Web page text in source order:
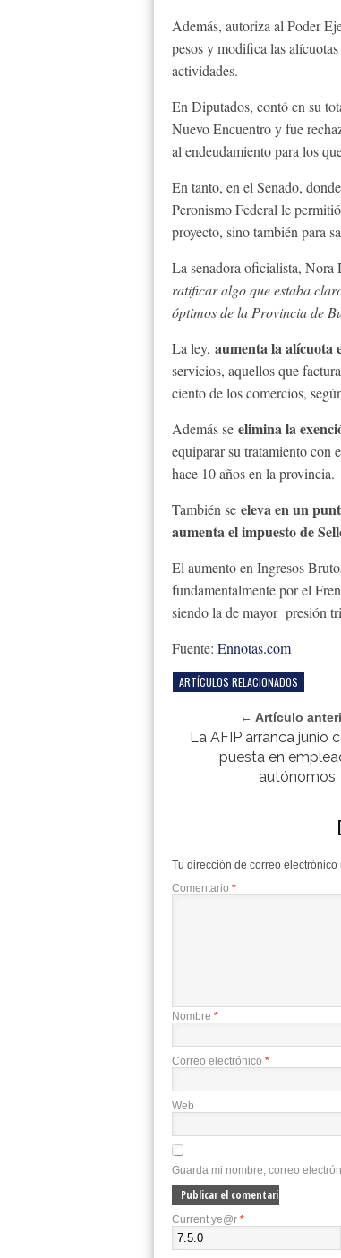
Además, autoriza al Poder
pesos y modifica las
actividades.
En Diputados, contó en su
Nuevo Encuentro y fue
al endeudamiento para los
En tanto, en el Senado,
Peronismo Federal le
proyecto, sino también para
La senadora oficialista, Nora
ratificar algo que estaba
óptimos de la Provincia de
La ley, aumenta la alícuota
servicios, aquellos que
ciento de los comercios,
Además se elimina la
equiparar su tratamiento con
hace 10 años en la provincia.
También se eleva en un
aumenta el impuesto de
El aumento en Ingresos
fundamentalmente por el
siendo la de mayor presión
Fuente: Ennotas.com
ARTÍCULOS RELACIONADOS
← Artículo
La AFIP arranca junio
puesta en
autónomos
Tu dirección de correo
Comentario *
Nombre *
Correo electrónico *
Web
Guarda mi nombre, correo
Current ye@r *